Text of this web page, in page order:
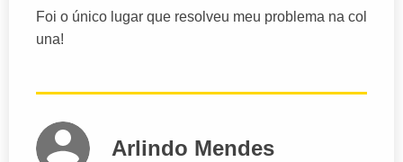
Foi o único lugar que resolveu meu problema na col
una!
Arlindo Mendes